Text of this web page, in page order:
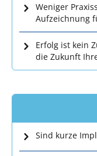
Weniger
Aufzeichnung
Erfolg ist kein
die Zukunft
Sind kurze